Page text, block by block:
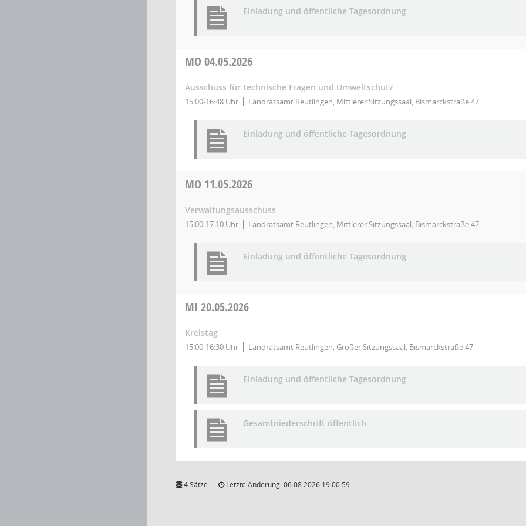
Einladung und öffentliche Tagesordnung
MO 04.05.2026
Ausschuss für technische Fragen und Umweltschutz
15:00-16:48 Uhr Landratsamt Reutlingen, Mittlerer Sitzungssaal, Bismarckstraße 47
Einladung und öffentliche Tagesordnung
MO 11.05.2026
Verwaltungsausschuss
15:00-17:10 Uhr Landratsamt Reutlingen, Mittlerer Sitzungssaal, Bismarckstraße 47
Einladung und öffentliche Tagesordnung
MI 20.05.2026
Kreistag
15:00-16:30 Uhr Landratsamt Reutlingen, Großer Sitzungssaal, Bismarckstraße 47
Einladung und öffentliche Tagesordnung
Gesamtniederschrift öffentlich
4 Sätze Letzte Änderung: 06.08.2026 19:00:59